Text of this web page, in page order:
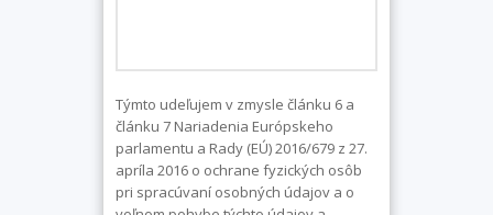
Týmto udeľujem v zmysle článku 6 a
článku 7 Nariadenia Európskeho
parlamentu a Rady (EÚ) 2016/679 z 27.
apríla 2016 o ochrane fyzických osôb
pri spracúvaní osobných údajov a o